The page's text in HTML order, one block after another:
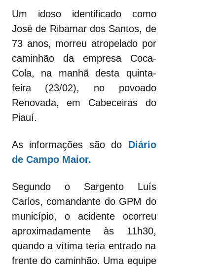
Um idoso identificado como
José de Ribamar dos Santos, de
73 anos, morreu atropelado por
caminhão da empresa Coca-
Cola, na manhã desta quinta-
feira (23/02), no povoado
Renovada, em Cabeceiras do
Piauí.
As informações são do Diário
de Campo Maior.
Segundo o Sargento Luís
Carlos, comandante do GPM do
município, o acidente ocorreu
aproximadamente às 11h30,
quando a vítima teria entrado na
frente do caminhão. Uma equipe